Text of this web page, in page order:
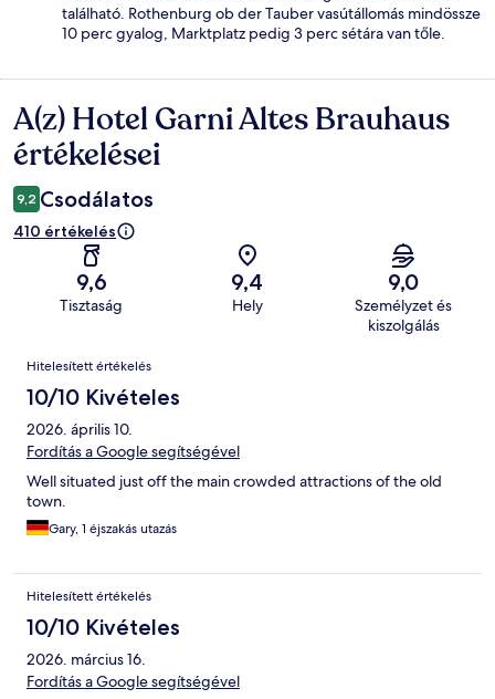
található. Rothenburg ob der Tauber vasútállomás mindössze
10 perc gyalog, Marktplatz pedig 3 perc sétára van tőle.
Értékelések
A(z) Hotel Garni Altes Brauhaus
értékelései
9,2 Csodálatos
410 értékelés
9,6
Tisztaság
9,4
Hely
9,0
Személyzet és
kiszolgálás
Értékelések
Hitelesített értékelés
10/10 Kivételes
2026. április 10.
Fordítás a Google segítségével
Well situated just off the main crowded attractions of the old
town.
Gary, 1 éjszakás utazás
Hitelesített értékelés
10/10 Kivételes
2026. március 16.
Fordítás a Google segítségével